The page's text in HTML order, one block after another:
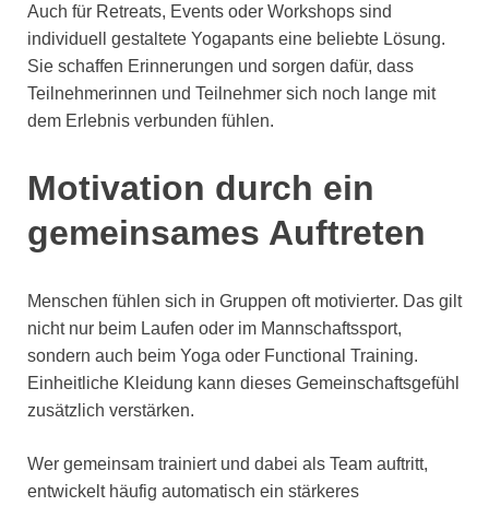
Auch für Retreats, Events oder Workshops sind
individuell gestaltete Yogapants eine beliebte Lösung.
Sie schaffen Erinnerungen und sorgen dafür, dass
Teilnehmerinnen und Teilnehmer sich noch lange mit
dem Erlebnis verbunden fühlen.
Motivation durch ein
gemeinsames Auftreten
Menschen fühlen sich in Gruppen oft motivierter. Das gilt
nicht nur beim Laufen oder im Mannschaftssport,
sondern auch beim Yoga oder Functional Training.
Einheitliche Kleidung kann dieses Gemeinschaftsgefühl
zusätzlich verstärken.
Wer gemeinsam trainiert und dabei als Team auftritt,
entwickelt häufig automatisch ein stärkeres